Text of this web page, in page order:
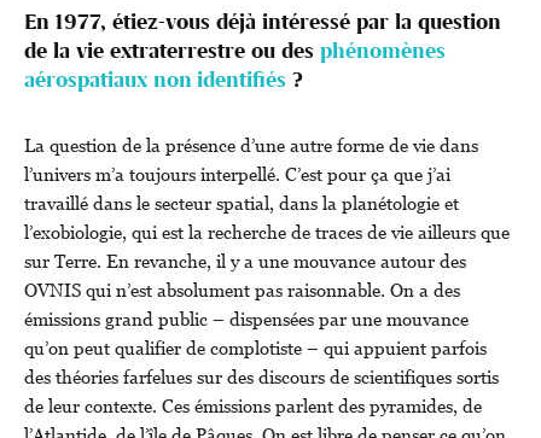
En 1977, étiez-vous déjà intéressé par la question
de la vie extraterrestre ou des phénomènes
aérospatiaux non identifiés ?
La question de la présence d’une autre forme de vie dans
l’univers m’a toujours interpellé. C’est pour ça que j’ai
travaillé dans le secteur spatial, dans la planétologie et
l’exobiologie, qui est la recherche de traces de vie ailleurs que
sur Terre. En revanche, il y a une mouvance autour des
OVNIS qui n’est absolument pas raisonnable. On a des
émissions grand public – dispensées par une mouvance
qu’on peut qualifier de complotiste – qui appuient parfois
des théories farfelues sur des discours de scientifiques sortis
de leur contexte. Ces émissions parlent des pyramides, de